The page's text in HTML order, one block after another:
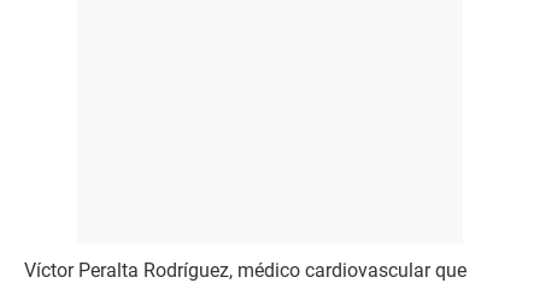
Víctor Peralta Rodríguez, médico cardiovascular que